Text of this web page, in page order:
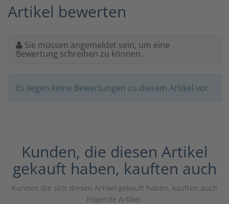
Artikel bewerten
Sie müssen angemeldet sein, um eine
Bewertung schreiben zu können.
Es liegen keine Bewertungen zu diesem Artikel vor.
Kunden, die diesen Artikel
gekauft haben, kauften auch
Kunden die sich diesen Artikel gekauft haben, kauften auch
folgende Artikel.